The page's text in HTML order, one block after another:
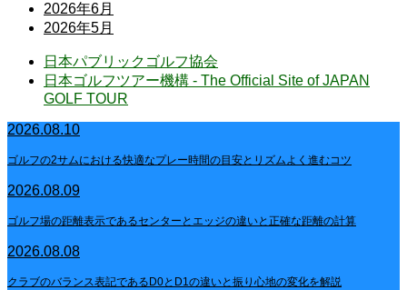
2026年6月
2026年5月
日本パブリックゴルフ協会
日本ゴルフツアー機構 - The Official Site of JAPAN
GOLF TOUR
2026.08.10
ゴルフの2サムにおける快適なプレー時間の目安とリズムよく進むコツ
2026.08.09
ゴルフ場の距離表示であるセンターとエッジの違いと正確な距離の計算
2026.08.08
クラブのバランス表記であるD0とD1の違いと振り心地の変化を解説